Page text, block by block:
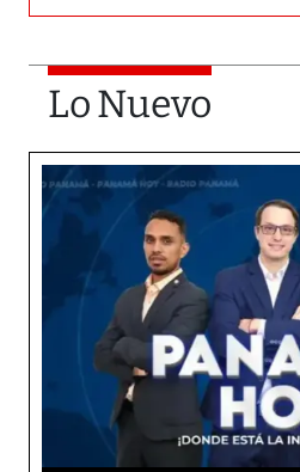
Lo Nuevo